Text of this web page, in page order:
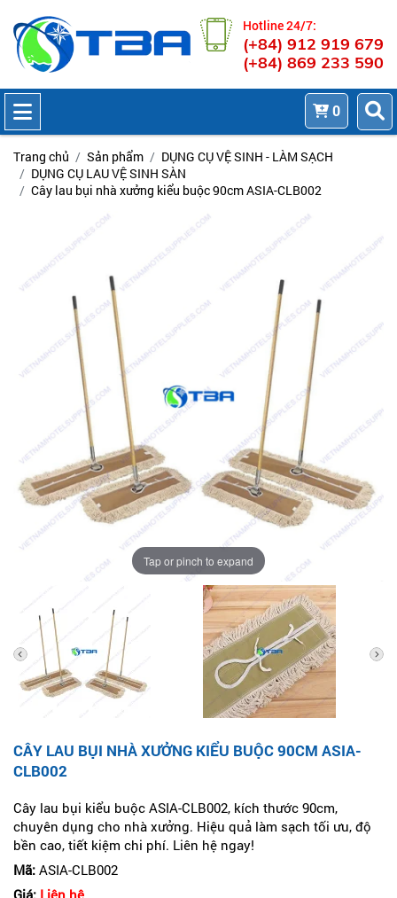
Hotline 24/7:
(+84) 912 919 679
(+84) 869 233 590
0
Trang chủ Sản phẩm
DỤNG CỤ VỆ SINH - LÀM SẠCH
DỤNG CỤ LAU VỆ SINH SÀN
Cây lau bụi nhà xưởng kiểu buộc 90cm ASIA-CLB002
Tap or pinch to expand
CÂY LAU BỤI NHÀ XƯỞNG KIỂU BUỘC 90CM ASIA-
CLB002
Cây lau bụi kiểu buộc ASIA-CLB002, kích thước 90cm,
chuyên dụng cho nhà xưởng. Hiệu quả làm sạch tối ưu, độ
bền cao, tiết kiệm chi phí. Liên hệ ngay!
Mã: ASIA-CLB002
Giá: Liên hệ